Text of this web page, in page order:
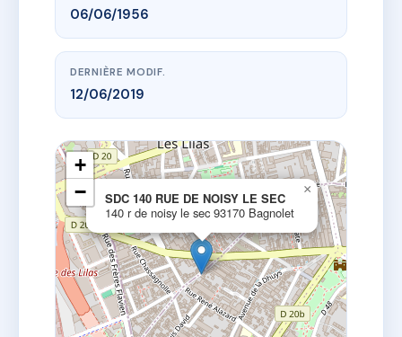
06/06/1956
DERNIÈRE MODIF.
12/06/2019
SDC 140 RUE DE NOISY LE SEC
140 r de noisy le sec 93170 Bagnolet
×
+
−